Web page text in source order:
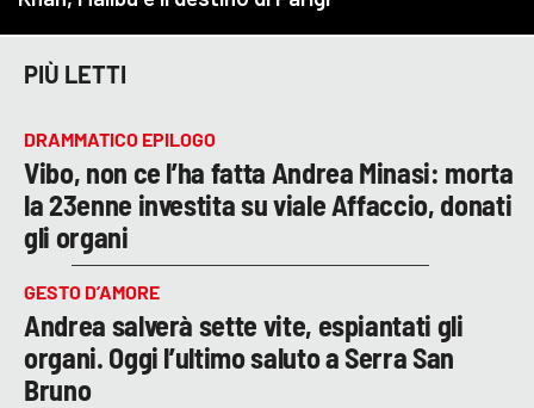
PIÙ LETTI
DRAMMATICO EPILOGO
Vibo, non ce l’ha fatta Andrea Minasi: morta
la 23enne investita su viale Affaccio, donati
gli organi
GESTO D’AMORE
Andrea salverà sette vite, espiantati gli
organi. Oggi l’ultimo saluto a Serra San
Bruno